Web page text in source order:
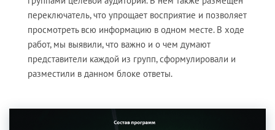
переключатель, что упрощает восприятие и позволяет
просмотреть всю информацию в одном месте. В ходе
работ, мы выявили, что важно и о чем думают
представители каждой из групп, сформулировали и
разместили в данном блоке ответы.